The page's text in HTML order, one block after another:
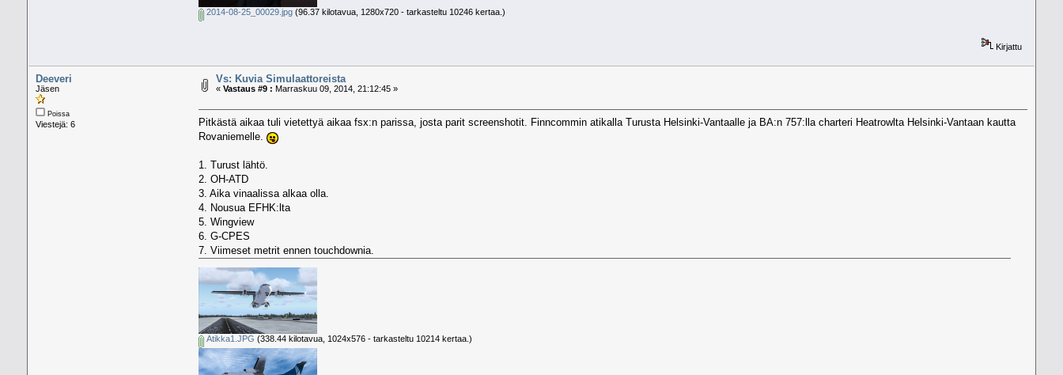
2014-08-25_00029.jpg (96.37 kilotavua, 1280x720 - tarkasteltu 10246 kertaa.)
Kirjattu
Deeveri
Jäsen
Poissa
Viestejä: 6
Vs: Kuvia Simulaattoreista
« Vastaus #9 : Marraskuu 09, 2014, 21:12:45 »
Pitkästä aikaa tuli vietettyä aikaa fsx:n parissa, josta parit screenshotit. Finncommin atikalla Turusta Helsinki-Vantaalle ja BA:n 757:lla charteri Heatrowlta Helsinki-Vantaan kautta
Rovaniemelle.
1. Turust lähtö.
2. OH-ATD
3. Aika vinaalissa alkaa olla.
4. Nousua EFHK:lta
5. Wingview
6. G-CPES
7. Viimeset metrit ennen touchdownia.
Atikka1.JPG (338.44 kilotavua, 1024x576 - tarkasteltu 10214 kertaa.)